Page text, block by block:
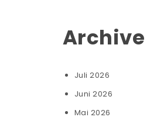
Archive
Juli 2026
Juni 2026
Mai 2026